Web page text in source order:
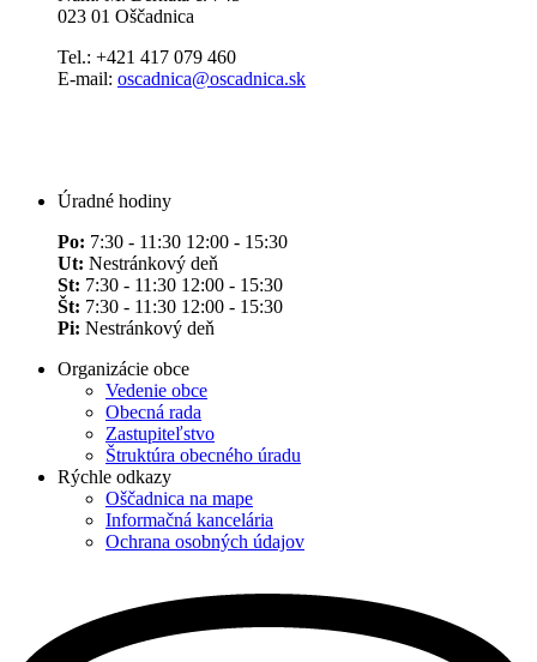
023 01 Oščadnica
Tel.: +421 417 079 460
E-mail: oscadnica@oscadnica.sk
Úradné hodiny
Po: 7:30 - 11:30 12:00 - 15:30
Ut: Nestránkový deň
St: 7:30 - 11:30 12:00 - 15:30
Št: 7:30 - 11:30 12:00 - 15:30
Pi: Nestránkový deň
Organizácie obce
Vedenie obce
Obecná rada
Zastupiteľstvo
Štruktúra obecného úradu
Rýchle odkazy
Oščadnica na mape
Informačná kancelária
Ochrana osobných údajov